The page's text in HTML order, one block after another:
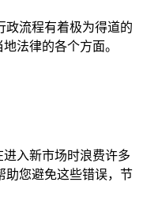
政流程有着极为得道的
法律的各个方面。
入新市场时浪费许多
助您避免这些错误，节